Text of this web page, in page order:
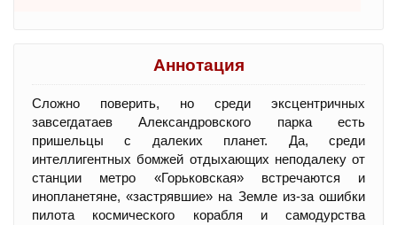
Аннотация
Сложно поверить, но среди эксцентричных
завсегдатаев Александровского парка есть
пришельцы с далеких планет. Да, среди
интеллигентных бомжей отдыхающих неподалеку от
станции метро «Горьковская» встречаются и
инопланетяне, «застрявшие» на Земле из-за ошибки
пилота космического корабля и самодурства